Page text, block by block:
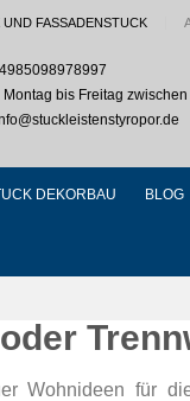
FASSADENSTUCK
Montag bis Freitag
DEKORBAU BLOG
Wohnideen für